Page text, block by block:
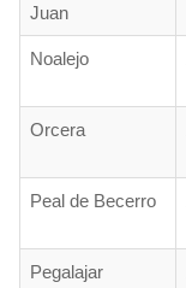
Juan
Noalejo
Orcera
Peal de Becerro
Pegalajar